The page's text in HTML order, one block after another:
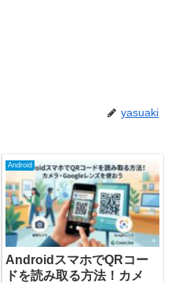
yasuaki
Android
AndroidスマホでQRコー
ドを読み取る方法！カメ